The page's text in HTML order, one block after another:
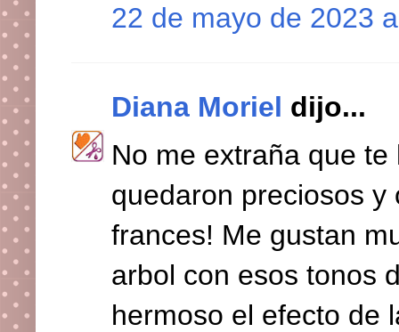
22 de mayo de 2023
Diana Moriel dijo...
No me extraña que
quedaron preciosos y
frances! Me gustan
arbol con esos tonos
hermoso el efecto de